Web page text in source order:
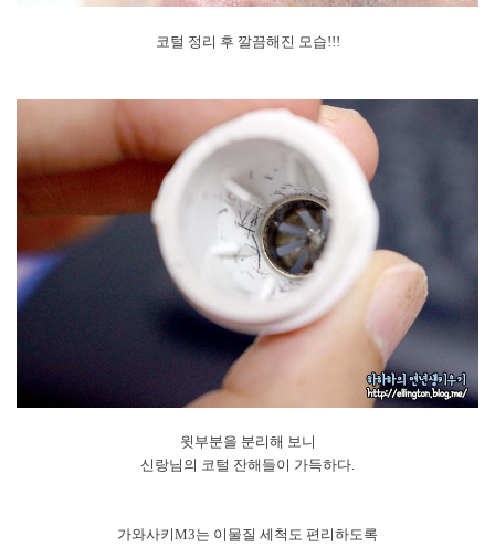
코털 정리 후 깔끔해진 모습!!!
윗부분을 분리해 보니
신랑님의 코털 잔해들이 가득하다.
가와사키M3는 이물질 세척도 편리하도록